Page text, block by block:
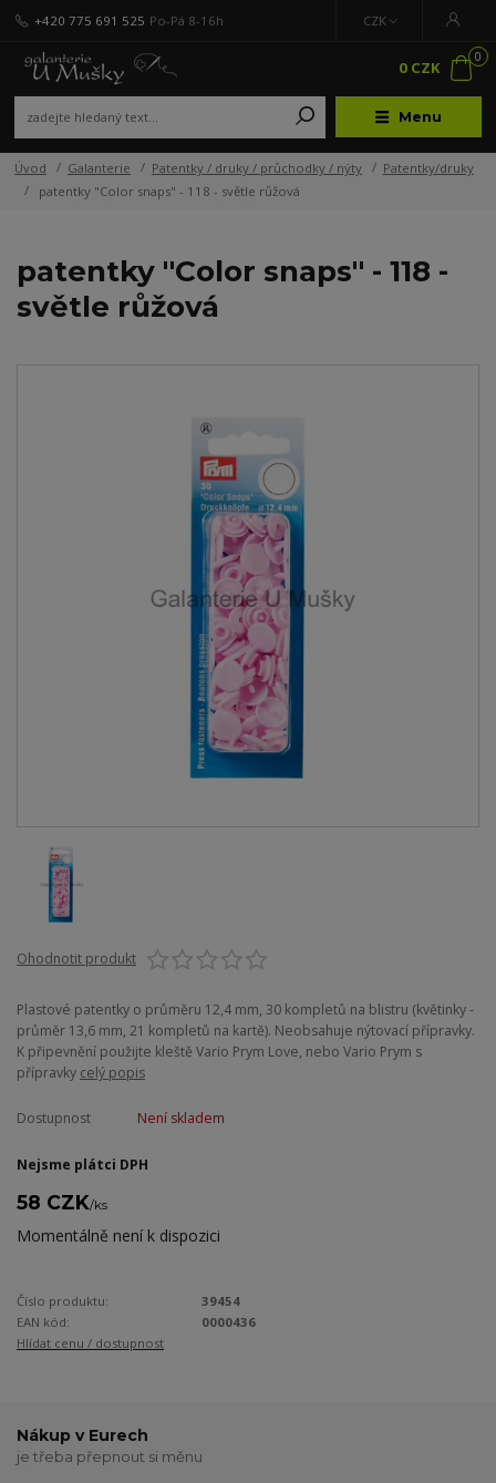
Menu
CZK
+420 775 691 525 Po-Pá 8-16h
0
0 CZK
Úvod Galanterie Patentky / druky / průchodky / nýty
Patentky/druky
patentky "Color snaps" - 118 - světle růžová
patentky "Color snaps" - 118 -
světle růžová
Ohodnotit produkt
Plastové patentky o průměru 12,4 mm, 30 kompletů na blistru (květinky -
průměr 13,6 mm, 21 kompletů na kartě). Neobsahuje nýtovací přípravky.
K připevnění použijte kleště Vario Prym Love, nebo Vario Prym s
přípravky celý popis
Dostupnost Není skladem
Nejsme plátci DPH
58 CZK/ks
Momentálně není k dispozici
Číslo produktu:
39454
EAN kód:
0000436
Hlídat cenu / dostupnost
Nákup v Eurech
je třeba přepnout si měnu